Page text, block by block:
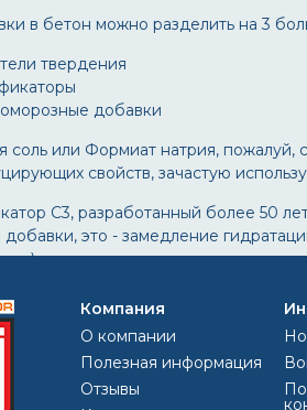
в бетон можно разделить на 3
твердения
добавки
соль или Формиат натрия,
свойств, зачастую
С3, разработанный более 50
это - замедление
появление высолов на
противоморозной добавки в
пожароопасным!
сравнительно недавно, а именно, 11
Компания
О компании
Полезная информация
Отзывы